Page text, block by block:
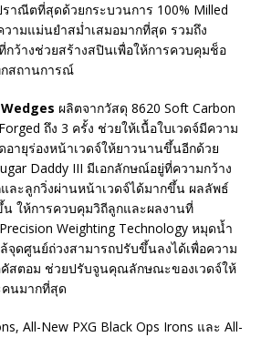
ราณีตที่สุดด้วยกระบวนการ 100% Milled
วามแม่นยำสม่ำเสมอมากที่สุด รวมถึง
กว้างช่วยสร้างสปินเพื่อให้การควบคุมช็อ
สถานการณ์
ผลิตจากวัสดุ 8620 Soft Carbon
ถึง 3 ครั้ง ช่วยให้เนื้อใบเวดจ์มีความ
ายุร่องหน้าเวดจ์ให้ยาวนานขึ้นอีกด้วย
Daddy III มีเอกลักษณ์อยู่ที่ความกว้าง
ละลูกวิ่งผ่านหน้าเวดจ์ได้มากขึ้น ผลลัพธ์
ให้การควบคุมวิถีลูกและผลงานที่
Weighting Technology หมุดน้ำ
จุดศูนย์ถ่วงสามารถปรับขึ้นลงได้เพื่อความ
สตอม ช่วยปรับจูนคุณลักษณะของเวดจ์ให้
นมากที่สุด
All-New PXG Black Ops Irons และ All-